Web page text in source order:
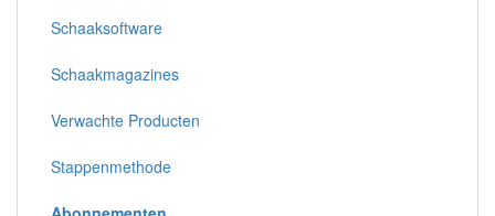
Schaaksoftware
Schaakmagazines
Verwachte Producten
Stappenmethode